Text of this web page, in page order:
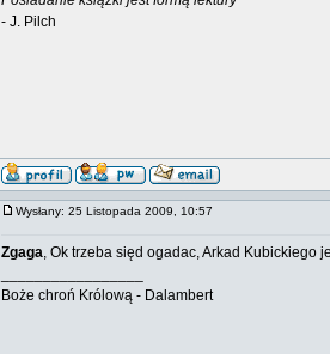
- J. Pilch
Wysłany: 25 Listopada 2009, 10:57
Zgaga, Ok trzeba sięd ogadac, Arkad Kubickiego
Boże chroń Królową - Dalambert